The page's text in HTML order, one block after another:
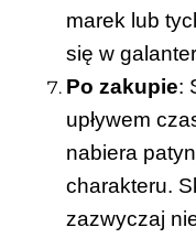
marek lub
się w
Po zakupie:
upływem
nabiera
charakteru.
zazwyczaj